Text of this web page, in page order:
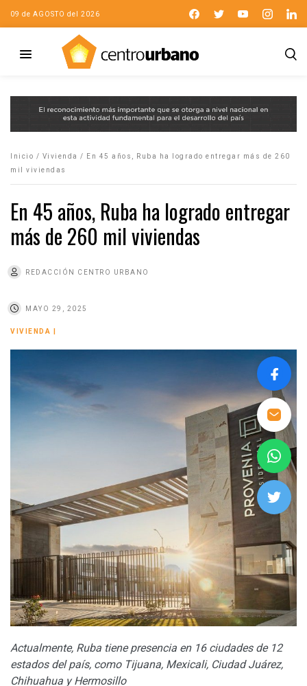
09 de AGOSTO del 2026
Inicio / Vivienda /
En 45 años, Ruba ha logrado entregar más de 260
mil viviendas
En 45 años, Ruba ha logrado entregar
más de 260 mil viviendas
REDACCIÓN CENTRO URBANO
MAYO 29, 2025
VIVIENDA
Actualmente, Ruba tiene presencia en 16 ciudades de 12
estados del país, como Tijuana, Mexicali, Ciudad Juárez,
Chihuahua y Hermosillo